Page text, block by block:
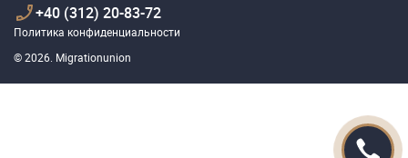
+40 (312) 20-83-72
© 2026. Migrationunion
Политика конфиденциальности